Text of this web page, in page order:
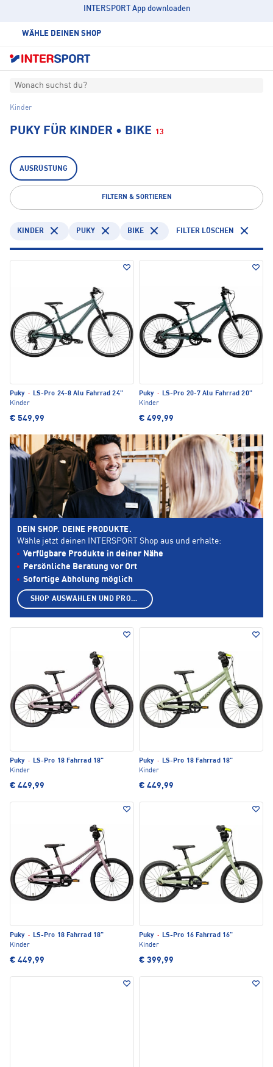
INTERSPORT App downloaden
WÄHLE DEINEN SHOP
Wonach suchst du?
Kinder
PUKY FÜR KINDER • BIKE 13
AUSRÜSTUNG
FILTERN & SORTIEREN
KINDER PUKY BIKE FILTER LÖSCHEN
Puky ·
LS-Pro 24-8 Alu Fahrrad 24"
Kinder
€ 549,99
Puky ·
LS-Pro 20-7 Alu Fahrrad 20"
Kinder
€ 499,99
Puky · LS-Pro 18 Fahrrad 18"
Kinder
€ 449,99
Puky · LS-Pro 18 Fahrrad 18"
Kinder
€ 449,99
Puky · LS-Pro 18 Fahrrad 18"
Kinder
€ 449,99
Puky · LS-Pro 16 Fahrrad 16"
Kinder
€ 399,99
DEIN SHOP. DEINE PRODUKTE.
Wähle jetzt deinen INTERSPORT Shop aus und erhalte:
Verfügbare Produkte in deiner Nähe
Persönliche Beratung vor Ort
Sofortige Abholung möglich
SHOP AUSWÄHLEN UND PRODUKTE ANZEIGEN